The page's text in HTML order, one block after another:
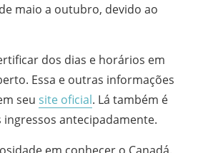
maio a outubro, devido ao
dos dias e horários em
Essa e outras informações
seu site oficial. Lá também é
antecipadamente.